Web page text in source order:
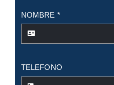
NOMBRE *
TELEFONO